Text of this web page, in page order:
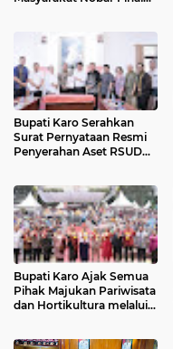
Bupati Karo Serahkan
Surat Pernyataan Resmi
Penyerahan Aset RSUD
Bupati Karo Ajak Semua
Pihak Majukan Pariwisata
dan Hortikultura melalui